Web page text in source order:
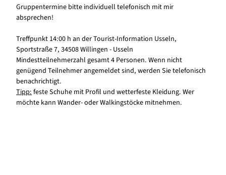
Gruppentermine bitte individuell telefonisch mit mir
absprechen!
Treffpunkt 14:00 h an der Tourist-Information Usseln,
Sportstraße 7, 34508 Willingen - Usseln
Mindestteilnehmerzahl gesamt 4 Personen. Wenn nicht
genügend Teilnehmer angemeldet sind, werden Sie telefonisch
benachrichtigt.
Tipp:feste Schuhe mit Profil und wetterfeste Kleidung. Wer
möchte kann Wander- oder Walkingstöcke mitnehmen.